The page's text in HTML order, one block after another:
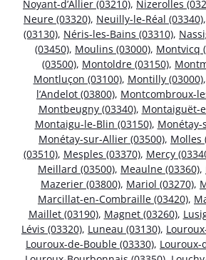
Noyant-d’Allier (03210), Nizerolles
Neure (03320), Neuilly-le-Réal (03340),
(03130), Néris-les-Bains (03310),
(03450), Moulins (03000), Montvicq
(03500), Montoldre (03150),
Montluçon (03100), Montilly (03000),
l’Andelot (03800), Montcombroux-
Montbeugny (03340), Montaiguët-
Montaigu-le-Blin (03150), Monétay-
Monétay-sur-Allier (03500), Molles
(03510), Mesples (03370), Mercy
Meillard (03500), Meaulne (03360),
Mazerier (03800), Mariol (03270),
Marcillat-en-Combraille (03420),
Maillet (03190), Magnet (03260),
Lévis (03320), Luneau (03130),
Louroux-de-Bouble (03330), Louroux-